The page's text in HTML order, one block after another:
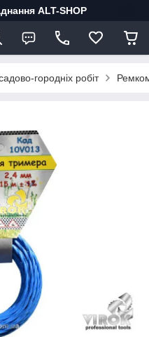
ALT-SHOP
городніх робіт